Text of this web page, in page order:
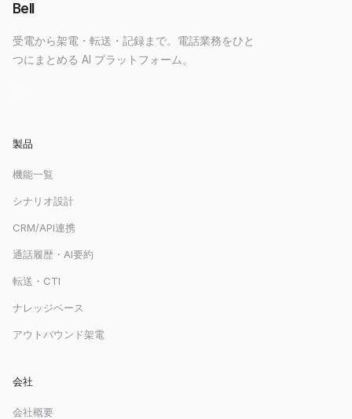
Bell
受電から架電・転送・記録まで。電話業務をひと
つにまとめる AI プラットフォーム。
製品
機能一覧
シナリオ設計
CRM/API連携
通話履歴・AI要約
転送・CTI
ナレッジベース
アウトバウンド架電
会社
会社概要